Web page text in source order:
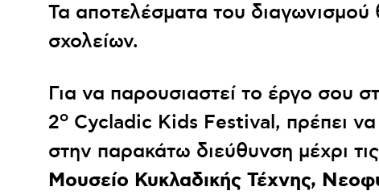
Μαθαίνω Ηχογραφώ Ψηφιακή έκθεση
Τα αποτελέσματα του διαγωνισμού
σχολείων.
Για να παρουσιαστεί το έργο σου
2ο Cycladic Kids Festival, πρέπει
στην παρακάτω διεύθυνση μέχρι
Μουσείο Κυκλαδικής Τέχνης,